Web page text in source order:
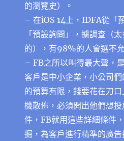
的瀏覽史）。
– 在iOS 14上，IDFA從「
「預設詢問」，據調查（
的），有98%的人會選不
– FB之所以叫得最大聲，
客戶是中小企業，小公司
的預算有限，錢要花在刀
機散佈，必須開出他們想
件，FB就用這些詳細條件
掘，為客戶進行精準的廣